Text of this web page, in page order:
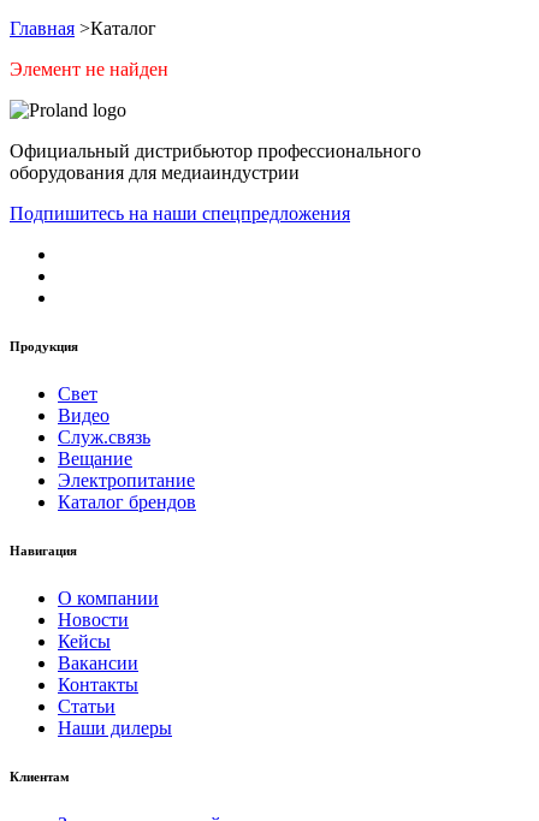
Главная >Каталог
Элемент не найден
Официальный дистрибьютор профессионального
оборудования для медиаиндустрии
Подпишитесь на наши спецпредложения
Продукция
Свет
Видео
Служ.связь
Вещание
Электропитание
Каталог брендов
Навигация
О компании
Новости
Кейсы
Вакансии
Контакты
Статьи
Наши дилеры
Клиентам